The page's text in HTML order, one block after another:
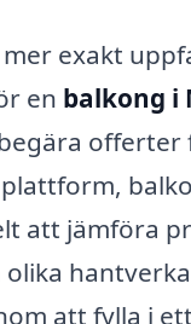
exakt
en balkong i
offerter
att jämföra
att fylla i